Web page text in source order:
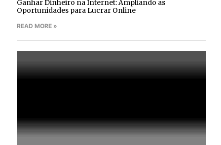
Ganhar Dinheiro na Internet: Ampliando as
Oportunidades para Lucrar Online
READ MORE »